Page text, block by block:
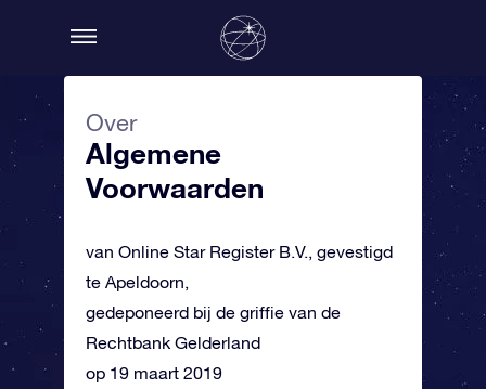
Over
Algemene
Voorwaarden
van Online Star Register B.V., gevestigd
te Apeldoorn,
gedeponeerd bij de griffie van de
Rechtbank Gelderland
op 19 maart 2019